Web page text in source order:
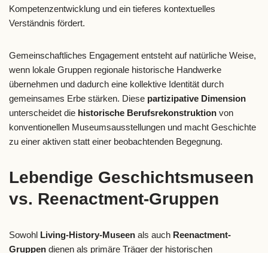
Kompetenzentwicklung und ein tieferes kontextuelles
Verständnis fördert.
Gemeinschaftliches Engagement entsteht auf natürliche Weise,
wenn lokale Gruppen regionale historische Handwerke
übernehmen und dadurch eine kollektive Identität durch
gemeinsames Erbe stärken. Diese partizipative Dimension
unterscheidet die historische Berufsrekonstruktion von
konventionellen Museumsausstellungen und macht Geschichte
zu einer aktiven statt einer beobachtenden Begegnung.
Lebendige Geschichtsmuseen
vs. Reenactment-Gruppen
Sowohl Living-History-Museen als auch Reenactment-
Gruppen dienen als primäre Träger der historischen